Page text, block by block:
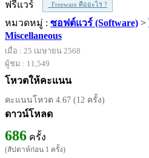
ฟรีแวร์
Freeware คืออะไร ?
หมวดหมู่ : ซอฟต์แวร์ (Software) >
Miscellaneous
เมื่อ : 25 เมษายน 2568
ผู้ชม : 11,549
โหวตให้คะแนน
คะแนนโหวต 4.67 (12 ครั้ง)
ดาวน์โหลด
686 ครั้ง
(สัปดาห์ก่อน 1 ครั้ง)